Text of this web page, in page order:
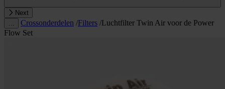
Next
Crossonderdelen /Filters /Luchtfilter Twin Air voor de Power
Flow Set